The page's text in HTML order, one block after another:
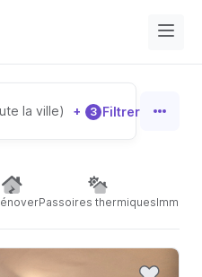
la ville) + 3 Filtrer
Passoires thermiques